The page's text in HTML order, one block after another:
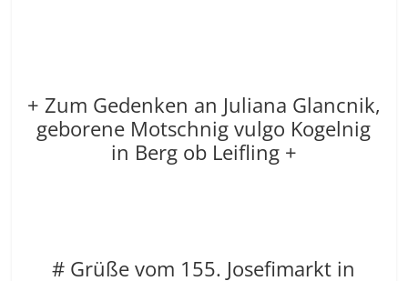
+ Zum Gedenken an Juliana Glancnik,
geborene Motschnig vulgo Kogelnig
in Berg ob Leifling +
# Grüße vom 155. Josefimarkt in